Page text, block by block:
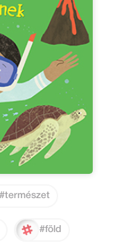
#természet
#föld